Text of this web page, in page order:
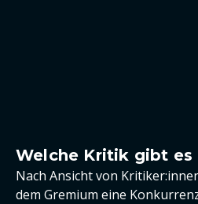
Welche Kritik gibt es
Nach Ansicht von
dem Gremium eine